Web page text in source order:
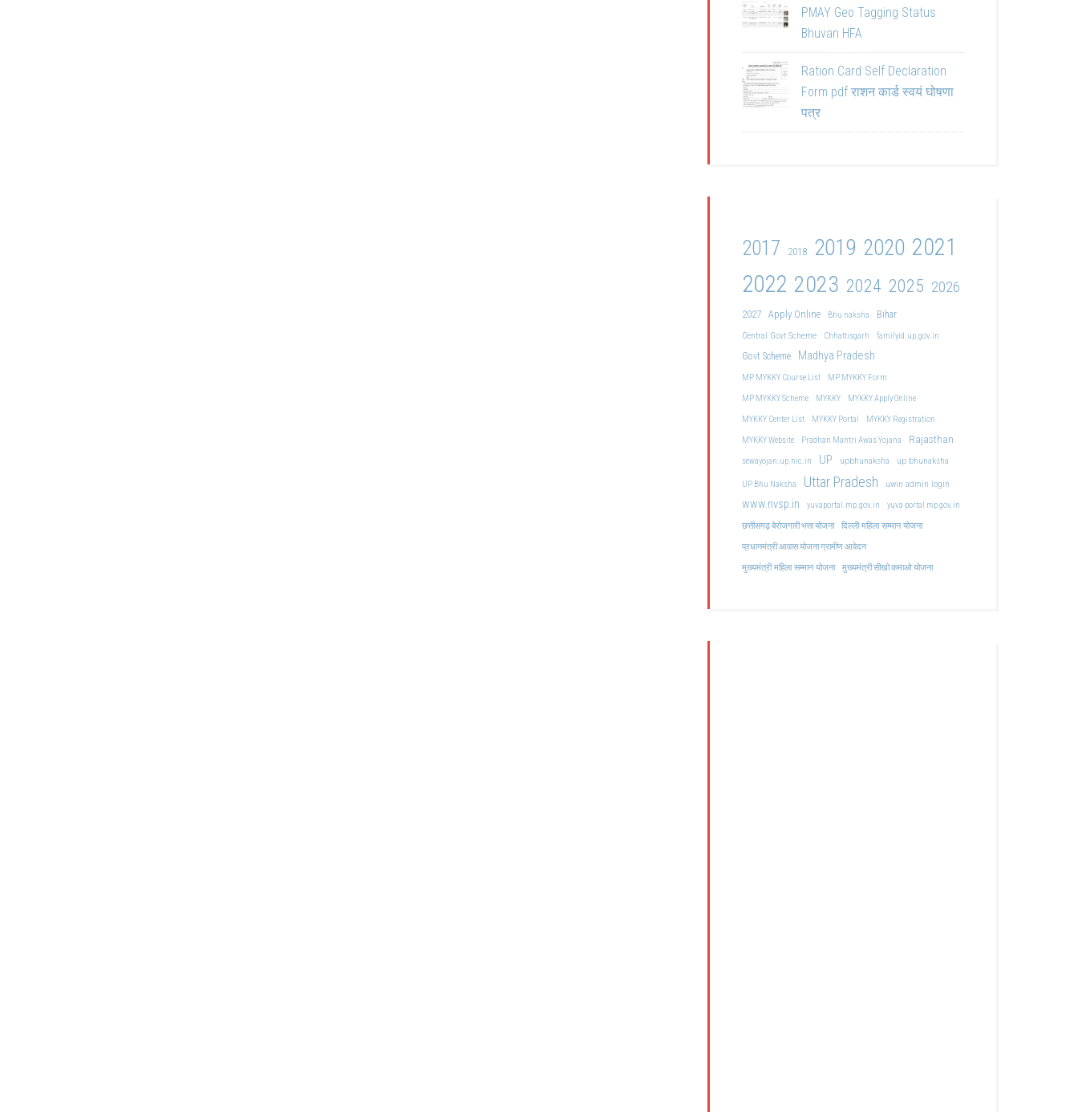
PMAY Geo Tagging Status
Bhuvan HFA
Ration Card Self Declaration
Form pdf राशन कार्ड स्वयं घोषणा
पत्र
2017 2018 2019 2020 2021
2022 2023 2024 2025 2026
2027 Apply Online Bhu naksha
Bihar
Central Govt Scheme
Chhattisgarh familyid.up.gov.in
Govt Scheme Madhya Pradesh
MP MYKKY Course List
MP MYKKY Form
MP MYKKY Scheme
MYKKY
MYKKY Apply Online
MYKKY Center List
MYKKY Portal
MYKKY Registration
MYKKY Website
Pradhan Mantri Awas Yojana Rajasthan
sewayojan.up.nic.in UP upbhunaksha up bhunaksha
UP Bhu Naksha Uttar Pradesh uwin admin login
www.nvsp.in yuvaportal.mp.gov.in
yuva portal mp gov.in
छत्तीसगढ़ बेरोजगारी भत्ता योजना
दिल्ली महिला सम्मान योजना
प्रधानमंत्री आवास योजना ग्रामीण आवेदन
मुख्यमंत्री महिला सम्मान योजना मुख्यमंत्री सीखो कमाओ योजना